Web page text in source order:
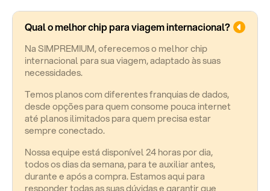
Qual o melhor chip para viagem internacional?
Na SIMPREMIUM, oferecemos o melhor chip
internacional para sua viagem, adaptado às suas
necessidades.
Temos planos com diferentes franquias de dados,
desde opções para quem consome pouca internet
até planos ilimitados para quem precisa estar
sempre conectado.
Nossa equipe está disponível 24 horas por dia,
todos os dias da semana, para te auxiliar antes,
durante e após a compra. Estamos aqui para
responder todas as suas dúvidas e garantir que